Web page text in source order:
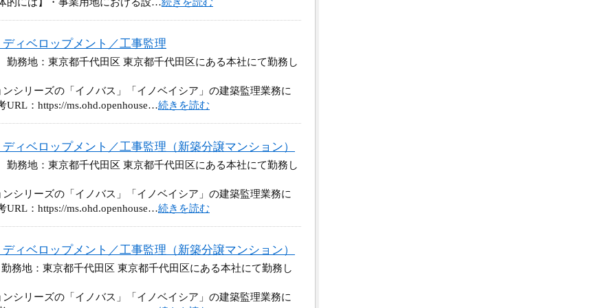
ィベロップメント／工事監理
地：東京都千代田区 東京都千代田区にある本社にて勤務し
シリーズの「イノバス」「イノベイシア」の建築監理業務に
：https://ms.ohd.openhouse…続きを読む
ィベロップメント／工事監理（新築分譲マンション）
地：東京都千代田区 東京都千代田区にある本社にて勤務し
シリーズの「イノバス」「イノベイシア」の建築監理業務に
：https://ms.ohd.openhouse…続きを読む
ィベロップメント／工事監理（新築分譲マンション）
地：東京都千代田区 東京都千代田区にある本社にて勤務し
シリーズの「イノバス」「イノベイシア」の建築監理業務に